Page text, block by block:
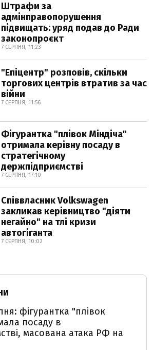
Штрафи за
адмінправопорушення
підвищать: уряд подав до Ради
законопроєкт
7 СЕРПНЯ, 11:23
"Епіцентр" розповів, скільки
торгових центрів втратив за час
війни
7 СЕРПНЯ, 11:56
Фігурантка "плівок Міндіча"
отримала керівну посаду в
стратегічному
держпідприємстві
7 СЕРПНЯ, 17:10
Співвласник Volkswagen
закликав керівництво "діяти
негайно" на тлі кризи
автогіганта
7 СЕРПНЯ, 10:02
фігурантка "плівок
посаду в
масована атака РФ на